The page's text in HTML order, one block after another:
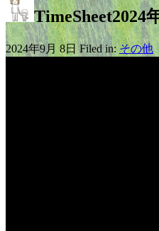
TimeSheet2024
2024年9月 8日 Filed in:その他